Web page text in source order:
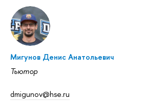
Мигунов Денис Анатольевич
Тьютор
dmigunov@hse.ru